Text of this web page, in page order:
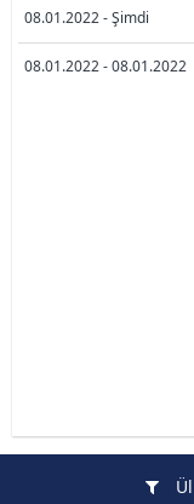
08.01.2022 - Şimdi
08.01.2022 - 08.01.2022